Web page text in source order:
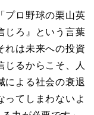
プロ野球の栗山英
じろ』という言葉
れは未来への投資
じるからこそ、人
による社会の衰退
ってしまわないよ